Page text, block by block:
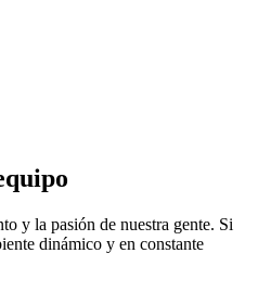
y la pasión de nuestra gente. Si
dinámico y en constante